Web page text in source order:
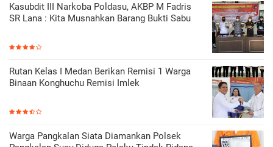
Kasubdit III Narkoba Poldasu, AKBP M Fadris
SR Lana : Kita Musnahkan Barang Bukti Sabu
Rutan Kelas I Medan Berikan Remisi 1 Warga
Binaan Konghuchu Remisi Imlek
Warga Pangkalan Siata Diamankan Polsek